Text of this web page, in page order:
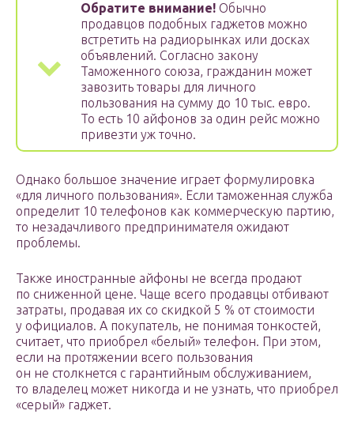
Обратите внимание! Обычно
продавцов подобных гаджетов можно
встретить на радиорынках или досках
объявлений. Согласно закону
Таможенного союза, гражданин может
завозить товары для личного
пользования на сумму до 10 тыс. евро.
То есть 10 айфонов за один рейс можно
привезти уж точно.
Однако большое значение играет формулировка
«для личного пользования». Если таможенная служба
определит 10 телефонов как коммерческую партию,
то незадачливого предпринимателя ожидают
проблемы.
Также иностранные айфоны не всегда продают
по сниженной цене. Чаще всего продавцы отбивают
затраты, продавая их со скидкой 5 % от стоимости
у официалов. А покупатель, не понимая тонкостей,
считает, что приобрел «белый» телефон. При этом,
если на протяжении всего пользования
он не столкнется с гарантийным обслуживанием,
то владелец может никогда и не узнать, что приобрел
«серый» гаджет.